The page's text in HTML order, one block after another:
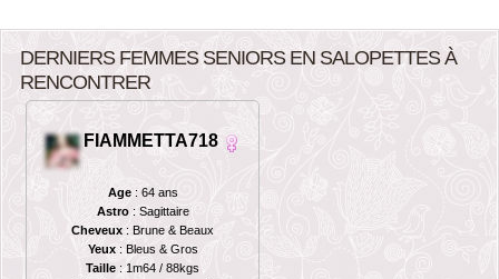
DERNIERS FEMMES SENIORS EN SALOPETTES À
RENCONTRER
FIAMMETTA718
Age: 64 ans
Astro: Sagittaire
Cheveux : Brune & Beaux
Yeux: Bleus & Gros
Taille : 1m64 / 88kgs